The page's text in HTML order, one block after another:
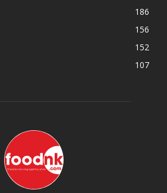
186
156
152
107